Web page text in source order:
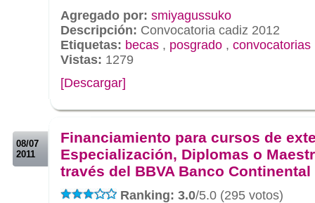
Agregado por: smiyagussuko
Descripción: Convocatoria cadiz 2012
Etiquetas: becas , posgrado , convocatorias
Vistas: 1279
[Descargar]
08/07
2011
Financiamiento para cursos de
Especialización, Diplomas o
través del BBVA Banco Continental
Ranking: 3.0/5.0 (295 votos)